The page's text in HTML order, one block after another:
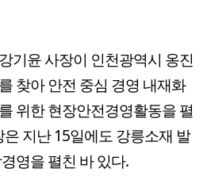
기윤 사장이 인천광역시 옹진
찾아 안전 중심 경영 내재화
위한 현장안전경영활동을 펼
지난 15일에도 강릉소재 발
영을 펼친 바 있다.